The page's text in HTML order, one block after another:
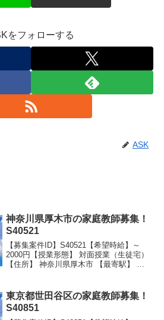
をフォローする
ASK
神奈川県厚木市の家庭教師募集！
S40521
【募集案件ID】S40521【希望時給】～
2000円【授業形態】 対面授業（生徒宅）
【住所】 神奈川県厚木市 【最寄駅】 本
学校名：公立 学年：中学2年生
東京都世田谷区の家庭教師募集！
S40851